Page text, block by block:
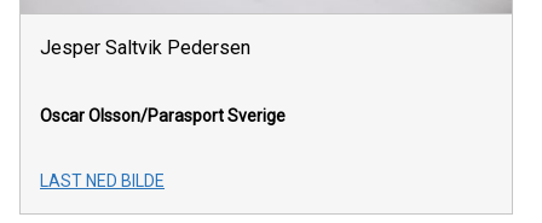
Jesper Saltvik Pedersen
Oscar Olsson/Parasport Sverige
LAST NED BILDE